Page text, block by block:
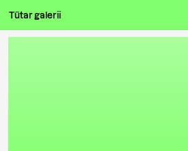
Tütar galerii